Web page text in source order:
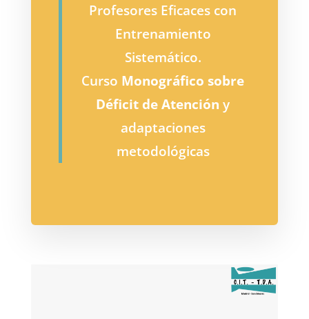
Profesores Eficaces con
Entrenamiento
Sistemático.
Curso Monográfico sobre
Déficit de Atención y
adaptaciones
metodológicas